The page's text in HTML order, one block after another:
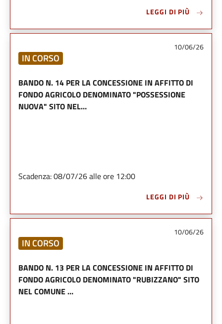
LEGGI DI PIÙ
10/06/26
IN CORSO
BANDO N. 14 PER LA CONCESSIONE IN AFFITTO DI
FONDO AGRICOLO DENOMINATO "POSSESSIONE
NUOVA" SITO NEL…
Scadenza: 08/07/26 alle ore 12:00
LEGGI DI PIÙ
10/06/26
IN CORSO
BANDO N. 13 PER LA CONCESSIONE IN AFFITTO DI
FONDO AGRICOLO DENOMINATO "RUBIZZANO" SITO
NEL COMUNE …